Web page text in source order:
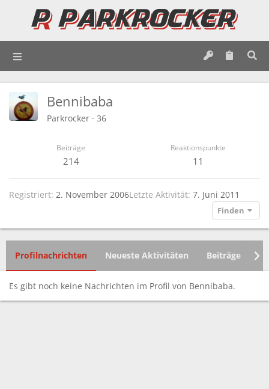
Bennibaba
Parkrocker · 36
Beiträge
214
Reaktionspunkte
11
Registriert 2. November 2006Letzte Aktivität 7. Juni 2011
Finden
Profilnachrichten Neueste Aktivitäten Beiträge
Es gibt noch keine Nachrichten im Profil von Bennibaba.